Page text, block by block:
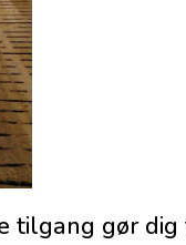
tilgang gør